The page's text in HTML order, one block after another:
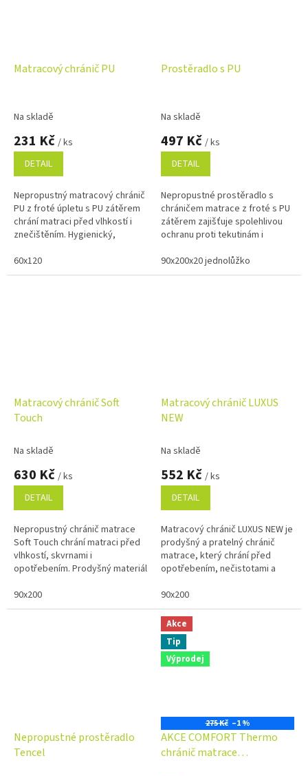
Matracový chránič PU
Na skladě
231 Kč / ks
DETAIL
Nepropustný matracový chránič
PU z froté úpletu s PU zátěrem
chrání matraci před vlhkostí i
znečištěním. Hygienický,
dlouhodobě nemocné.
60x120
Prostěradlo s PU
Na skladě
497 Kč / ks
DETAIL
Nepropustné prostěradlo s
chráničem matrace z froté s PU
zátěrem zajišťuje spolehlivou
ochranu proti tekutinám i
hygienické a pohodlné řešení
pro...
90x200x20 jednolůžko
Matracový chránič Soft
Touch
Na skladě
630 Kč / ks
DETAIL
Nepropustný chránič matrace
Soft Touch chrání matraci před
vlhkostí, skvrnami i
opotřebením. Prodyšný materiál
hygienu a pohodlný spánek.
Měkký povrch,...
90x200
Matracový chránič LUXUS
NEW
Na skladě
552 Kč / ks
DETAIL
Matracový chránič LUXUS NEW je
prodyšný a pratelný chránič
matrace, který chrání před
opotřebením, nečistotami a
Měkká výplň z dutého vlákna...
90x200
Nepropustné prostěradlo
Tencel
Akce
Tip
Výprodej
275 Kč –1 %
AKCE COMFORT Thermo
chránič matrace